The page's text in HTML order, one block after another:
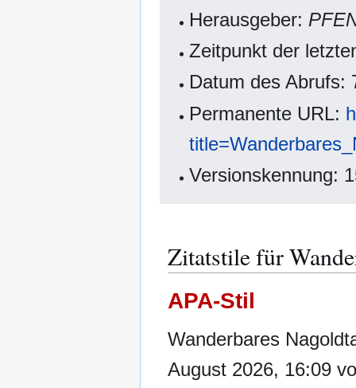
Herausgeber:
Zeitpunkt der
Datum des Abrufs:
Permanente URL:
Versionskennung:
Zitatstile für
APA-Stil
Wanderbares
August 2026, 16:09